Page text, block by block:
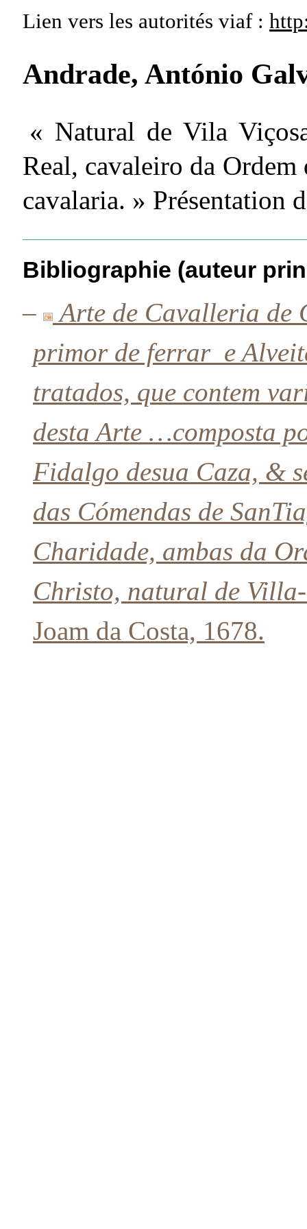
Lien vers les autorités viaf :
Andrade, António
« Natural de Vila
Real, cavaleiro da
cavalaria. » Présentation
Bibliographie (auteur
–
Arte de Cavalleria de
primor de ferrar e
tratados, que contem
desta Arte …composta
Fidalgo desua Caza, &
das Cómendas de
Charidade, ambas da
Christo, natural de
Joam da Costa, 1678.